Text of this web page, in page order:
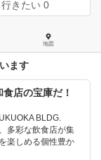
きたい 0
地図
ます
店の宝庫だ！
BLDG.
多彩な飲食店が集
楽しめる個性豊か